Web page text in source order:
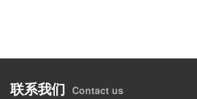
联系我们 Contact us